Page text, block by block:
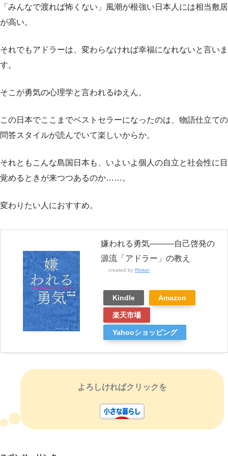
「みんなで渡れば怖くない」風潮が根強い日本人には相当敷居
が高い。
それでもアドラーは、変わらなければ幸福になれないと言いま
す。
そこが勇気の心理学と言われるゆえん。
この日本でここまでベストセラーになったのは、物語仕立ての
問答スタイルが読んでいて楽しいからか。
それともこんな島国日本も、いよいよ個人の自立と社会性に目
覚めるときが来つつあるのか……。
変わりたい人におすすめ。
嫌われる勇気―――自己啓発の
源流「アドラー」の教え
created by Rinker
Kindle Amazon
楽天市場
Yahooショッピング
よろしければクリックを